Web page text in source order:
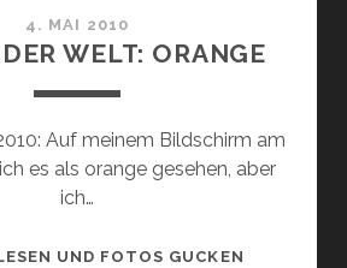
4. MAI 2010
WELT: ORANGE
Auf meinem Bildschirm am
es als orange gesehen, aber
ich…
UND FOTOS GUCKEN